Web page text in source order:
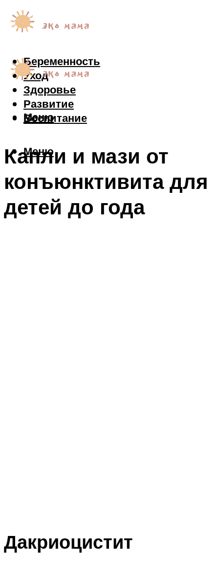
Беременность
Уход
Здоровье
Развитие
Воспитание
Меню
Меню
Капли и мази от
конъюнктивита для
детей до года
Дакриоцистит